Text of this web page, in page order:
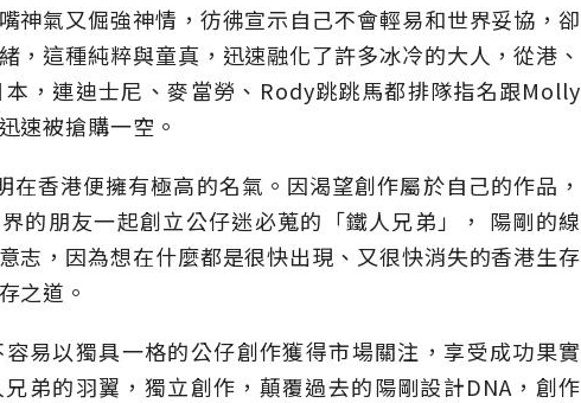
神氣又倔強神情，彷彿宣示自己不會輕易和世界妥協，卻
，這種純粹與童真，迅速融化了許多冰冷的大人，從港、
，連迪士尼、麥當勞、Rody跳跳馬都排隊指名跟Molly
速被搶購一空。
香港便擁有極高的名氣。因渴望創作屬於自己的作品，
的朋友一起創立公仔迷必蒐的「鐵人兄弟」， 陽剛的線
志，因為想在什麼都是很快出現、又很快消失的香港生存
之道。
易以獨具一格的公仔創作獲得市場關注，享受成功果實
弟的羽翼，獨立創作，顛覆過去的陽剛設計DNA，創作